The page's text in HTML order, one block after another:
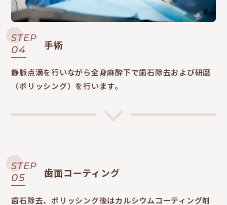
STEP
04 手術
静脈点滴を行いながら全身麻酔下で歯石除去および研磨
（ポリッシング）を行います。
STEP
05 歯面コーティング
歯石除去、ポリッシング後はカルシウムコーティング剤